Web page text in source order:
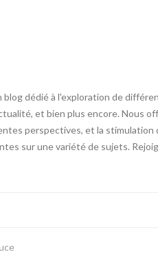
blog dédié à l'exploration de
et bien plus encore. Nous
perspectives, et la
sur une variété de sujets.